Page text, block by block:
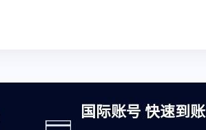
国际账号 快速到账